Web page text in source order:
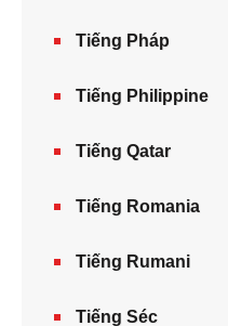
Tiếng Pháp
Tiếng Philippine
Tiếng Qatar
Tiếng Romania
Tiếng Rumani
Tiếng Séc